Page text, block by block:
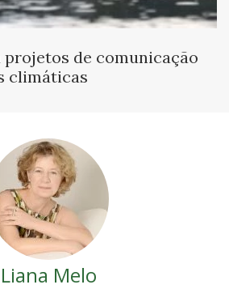
de comunicação
climáticas
Liana Melo